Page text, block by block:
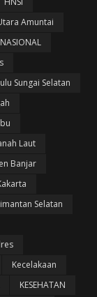
Amuntai
Sungai Selatan
Laut
Banjar
Selatan
Kecelakaan
KESEHATAN